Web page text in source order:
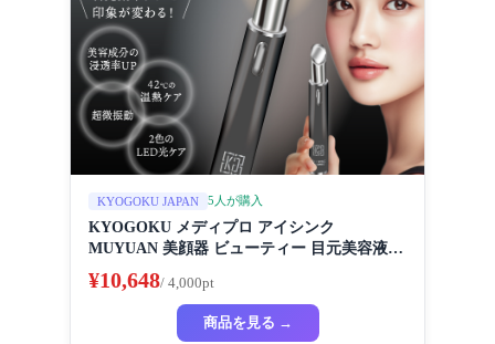
KYOGOKU JAPAN 5人が購入
KYOGOKU メディプロ アイシンク
MUYUAN 美顔器 ビューティー 目元美容液
湿性UP LEDライトケア
¥10,648/ 4,000pt
商品を見る →